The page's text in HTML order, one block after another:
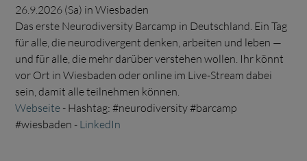
26.9.2026 (Sa) in Wiesbaden
Das erste Neurodiversity Barcamp in Deutschland. Ein Tag
für alle, die neurodivergent denken, arbeiten und leben —
und für alle, die mehr darüber verstehen wollen. Ihr könnt
vor Ort in Wiesbaden oder online im Live-Stream dabei
sein, damit alle teilnehmen können.
Webseite- Hashtag: #neurodiversity #barcamp
#wiesbaden - LinkedIn